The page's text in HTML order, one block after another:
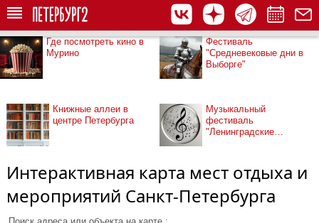
Где посмотреть кино в
Мурино
Фестиваль
"Средневековые дни в
Выборге"
Книжные аллеи в
центре Петербурга
Музыкальный
фестиваль
"Ленинградские
Интерактивная карта мест отдыха и
мероприятий Санкт-Петербурга